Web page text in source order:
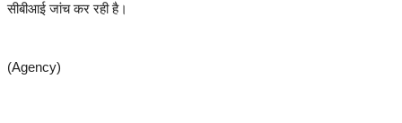
मनोरंजन
मैगज़ीन की लेख
सीबीआई जांच कर रही है।
(Agency)